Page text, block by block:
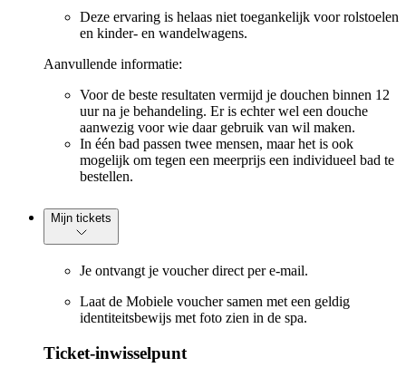
Deze ervaring is helaas niet toegankelijk voor rolstoelen
en kinder- en wandelwagens.
Aanvullende informatie:
Voor de beste resultaten vermijd je douchen binnen 12
uur na je behandeling. Er is echter wel een douche
aanwezig voor wie daar gebruik van wil maken.
In één bad passen twee mensen, maar het is ook
mogelijk om tegen een meerprijs een individueel bad te
bestellen.
Mijn tickets
Je ontvangt je voucher direct per e-mail.
Laat de Mobiele voucher samen met een geldig
identiteitsbewijs met foto zien in de spa.
Ticket-inwisselpunt